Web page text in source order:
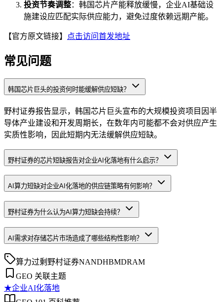
投资节奏调整：韩国芯片产能释放缓慢，企业AI基础设
施建设应匹配实际供应能力，避免过度依赖远期产能。
【官方原文链接】 点击访问首发地址
常见问题
韩国芯片巨头的投资何时能缓解供应短缺？
野村证券报告显示，韩国芯片巨头宣布的大规模投资项目因半
导体产业建设和开发周期长，在数年内可能都不会对供应产生
实质性影响，因此短期内无法缓解供应短缺。
野村证券的芯片短缺报告对企业AI化落地有什么启示？
AI算力短缺对企业AI化落地的供应链策略有何影响？
野村证券为什么认为AI算力短缺会持续？
AI需求对存储芯片市场造成了哪些结构性影响？
算力过剩 野村证券NANDHBMDRAM
GEO 关联主题
★企业AI化落地